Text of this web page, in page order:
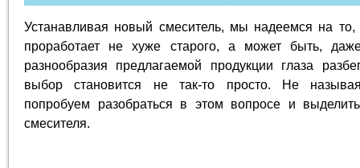
Устанавливая новый смеситель, мы надеемся на
проработает не хуже старого, а может быть,
разнообразия предлагаемой продукции глаза
выбор становится не так-то просто. Не называя
попробуем разобраться в этом вопросе и
смесителя.